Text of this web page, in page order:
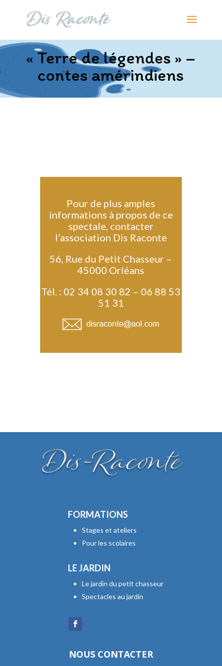
« Terre de légendes » –
contes amérindiens
Pour de plus amples
informations à propos de ce
spectale, contacter
l’association Dis Raconte
56, Rue du Petit Chasseur –
45000 Orléans
Tél. : 02 34 08 30 82 – 06 88 53
51 31
FORMATIONS
Stages et ateliers
Pour les scolaires
LE JARDIN
Le jardin du petit chasseur
Spectacles au jardin
NOUS CONTACTER